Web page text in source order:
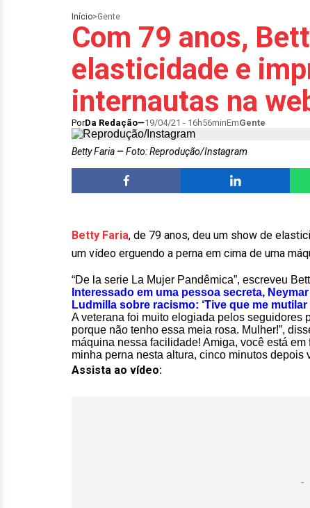
Início>Gente
Com 79 anos,
elasticidade e
internautas na
PorDa Redação 19/04/21 - 16h56minEmGente
Betty Faria Foto: Reprodução/Instagram
Betty Faria, de 79 anos, deu um show de
um vídeo erguendo a perna em cima de uma
“De la serie La Mujer Pandêmica”, escreveu
Interessado em uma pessoa secreta,
Ludmilla sobre racismo: ‘Tive que me
A veterana foi muito elogiada pelos seguidores
porque não tenho essa meia rosa. Mulher!”,
máquina nessa facilidade! Amiga, você está
minha perna nesta altura, cinco minutos depois
Assista ao vídeo: